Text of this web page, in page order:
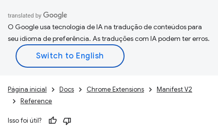
O Google usa tecnologia de IA na tradução de conteúdos para
seu idioma de preferência. As traduções com IA podem ter erros.
Página inicial Docs Chrome Extensions
Manifest V2
Reference
Isso foi útil?